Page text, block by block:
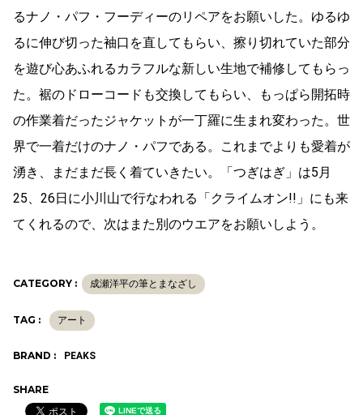
るナノ・パフ・フーディーのリペアをお願いした。ゆるゆ
るに伸び切った袖口を直してもらい、擦り切れていた部分
を遊び心あふれるカラフルな新しい生地で補修してもらっ
た。裾のドローコードも交換してもらい、もっぱら開拓時
の作業着だったジャケットが一丁羅に生まれ変わった。世
界で一着だけのナノ・パフである。これまでよりも愛着が
湧き、まだまだ長く着ていきたい。「つぎはぎ」は5月
25、26日に小川山で行なわれる「クライムオン!!」にも来
てくれるので、次はまた別のウエアをお願いしよう。
CATEGORY : 成瀬洋平の筆とまなざし
TAG : アート
BRAND : PEAKS
SHARE